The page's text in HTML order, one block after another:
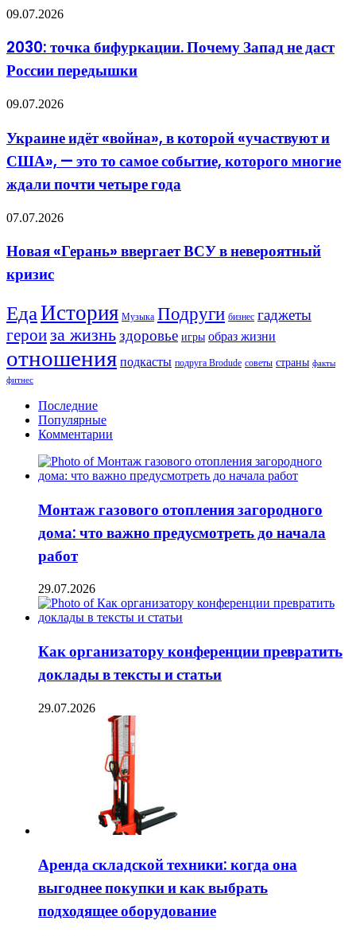
«Полифем»
2030:
бифуркации.
Почему
Запад
даст
09.07.2026
2030: точка бифуркации. Почему Запад не даст
России передышки
Украине
«война»,
в
которой
и
—
то
самое
событие,
многие
ждали
почти
четыре
года
09.07.2026
Украине идёт «война», в которой «участвуют и
США», — это то самое событие, которого многие
ждали почти четыре года
Новая
ввергает
ВСУ
в
кризис
07.07.2026
Новая «Герань» ввергает ВСУ в невероятный
кризис
ЕдаИстория Музыка Подруги бизнес гаджеты
героиза жизнь здоровье игры образ жизни
отношения подкасты подруга Brodude советы страны факты
фитнес
Последние
Популярные
Комментарии
Монтаж газового отопления загородного
дома: что важно предусмотреть до начала
работ
29.07.2026
Как организатору конференции превратить
доклады в тексты и статьи
29.07.2026
Аренда складской техники: когда она
выгоднее покупки и как выбрать
подходящее оборудование